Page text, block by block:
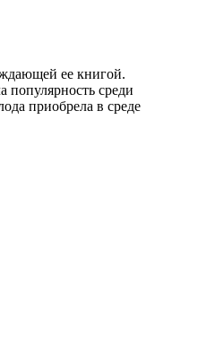
ее книгой.
популярность среди
приобрела в среде